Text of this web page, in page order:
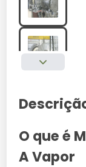
O que é
A Vapor